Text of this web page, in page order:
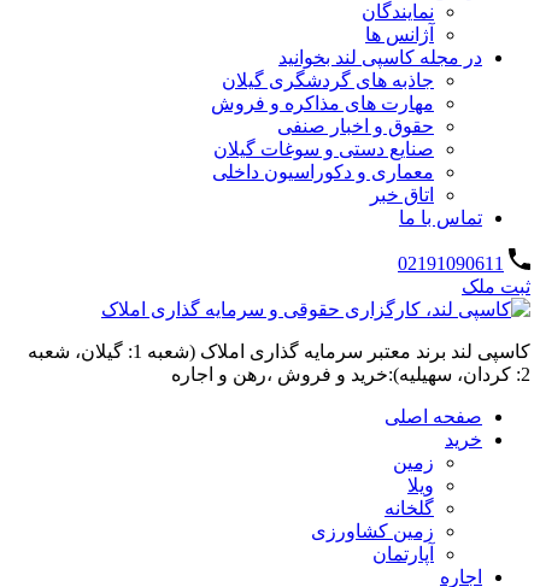
نمایندگان
آژانس ها
در مجله کاسپی لند بخوانید
جاذبه های گردشگری گیلان
مهارت های مذاکره و فروش
حقوق و اخبار صنفی
صنایع دستی و سوغات گیلان
معماری و دکوراسیون داخلی
اتاق خبر
تماس با ما
02191090611
ثبت ملک
کاسپی لند برند معتبر سرمایه گذاری املاک (شعبه 1: گیلان، شعبه
2: کردان، سهیلیه):خرید و فروش ،رهن و اجاره
صفحه اصلی
خرید
زمین
ویلا
گلخانه
زمین کشاورزی
آپارتمان
اجاره